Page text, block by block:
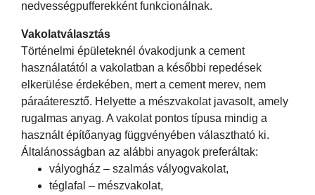
nedvességpufferekként funkcionálnak.
Vakolatválasztás
Történelmi épületeknél óvakodjunk a cement
használatától a vakolatban a későbbi repedések
elkerülése érdekében, mert a cement merev, nem
páraáteresztő. Helyette a mészvakolat javasolt, amely
rugalmas anyag. A vakolat pontos típusa mindig a
használt építőanyag függvényében választható ki.
Általánosságban az alábbi anyagok preferáltak:
vályogház – szalmás vályogvakolat,
téglafal – mészvakolat,